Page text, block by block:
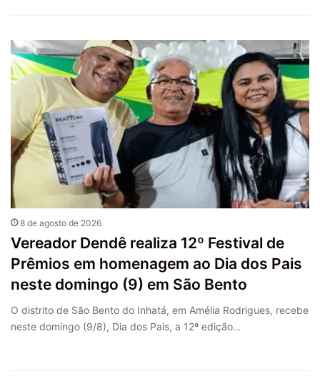
8 de agosto de 2026
Vereador Dendê realiza 12º Festival de
Prêmios em homenagem ao Dia dos Pais
neste domingo (9) em São Bento
O distrito de São Bento do Inhatá, em Amélia Rodrigues, recebe
neste domingo (9/8), Dia dos Pais, a 12ª edição…